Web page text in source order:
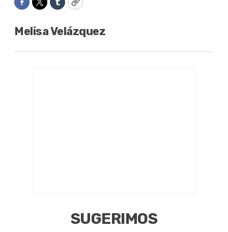
Facebook
TwitterTumblrCopy
Melisa Velázquez
SUGERIMOS